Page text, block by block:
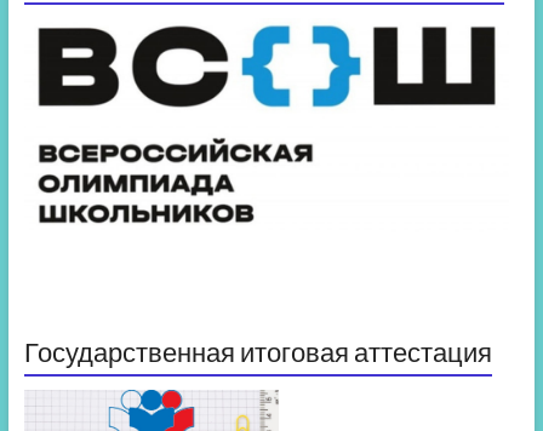
Государственная итоговая аттестация